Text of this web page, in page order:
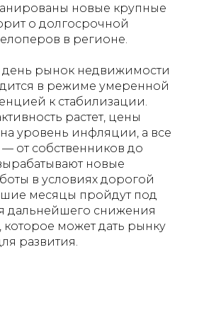
новые крупные
о долгосрочной
в регионе.
рынок недвижимости
в режиме умеренной
к стабилизации.
растет, цены
уровень инфляции, а все
от собственников до
новые
в условиях дорогой
месяцы пройдут под
дальнейшего снижения
которое может дать рынку
развития.